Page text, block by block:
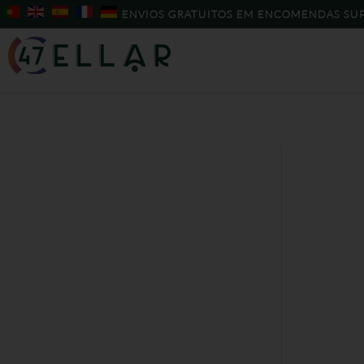
Skip
to
content
ENVIOS GRATUITOS EM ENCOMENDAS